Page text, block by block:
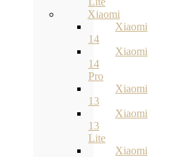
Xiaomi
Xiaomi
14
Xiaomi
14
Pro
Xiaomi
13
Xiaomi
13
Lite
Xiaomi